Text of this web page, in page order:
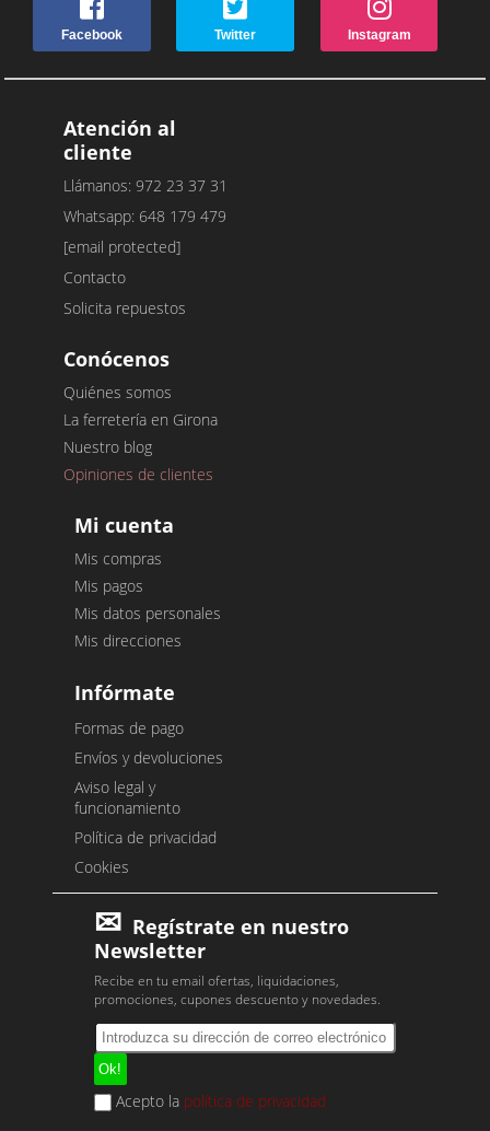
Facebook Twitter Instagram
Atención al
cliente
Llámanos: 972 23 37 31
Whatsapp: 648 179 479
[email protected]
Contacto
Solicita repuestos
Conócenos
Quiénes somos
La ferretería en Girona
Nuestro blog
Opiniones de clientes
Mi cuenta
Mis compras
Mis pagos
Mis datos personales
Mis direcciones
Infórmate
Formas de pago
Envíos y devoluciones
Aviso legal y
funcionamiento
Política de privacidad
Cookies
Regístrate en nuestro
Newsletter
Recibe en tu email ofertas, liquidaciones,
promociones, cupones descuento y novedades.
Acepto la política de privacidad